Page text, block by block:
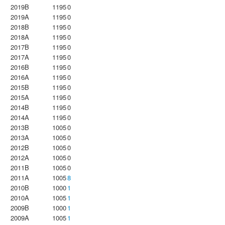
2019B
11950
2019A
11950
2018B
11950
2018A
11950
2017B
11950
2017A
11950
2016B
11950
2016A
11950
2015B
11950
2015A
11950
2014B
11950
2014A
11950
2013B
10050
2013A
10050
2012B
10050
2012A
10050
2011B
10050
2011A
10058
2010B
10001
2010A
10051
2009B
10001
2009A
10051